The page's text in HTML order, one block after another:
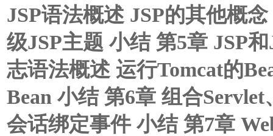
JSP语法概述 JSP的其他概
级JSP主题 小结 第5章 JSP
志语法概述 运行Tomcat的
Bean 小结 第6章 组合
会话绑定事件 小结 第7章